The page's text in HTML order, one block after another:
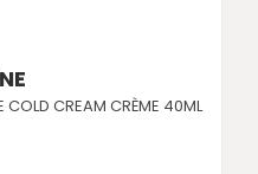
COLD CREAM CRÈME 40ML